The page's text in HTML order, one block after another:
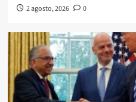
2 agosto, 2026 0